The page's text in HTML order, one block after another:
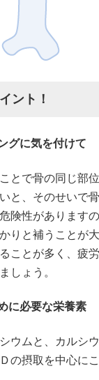
ント！
グに気を付けて
とで骨の同じ部
と、そのせいで
険性があります
りと補うことが
ことが多く、疲
しょう。
に必要な栄養素
ウムと、カルシ
の摂取を中心に